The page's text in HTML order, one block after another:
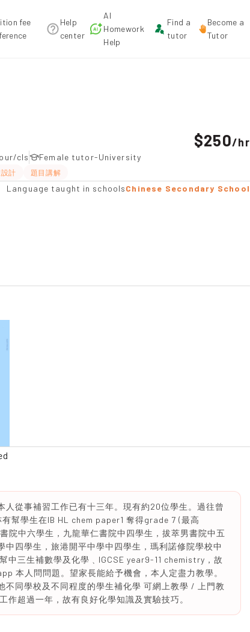
fee
Help
center
AI
Homework
Help
Find a
tutor
Become a
Tutor
cls Female tutor-University
計 題目講解
$250/hr
Language taught in schoolsChinese Secondary School
人從事補習工作已有十三年。現有約20位學生。過往曾
幫學生在IB HL chem paper1 奪得grade 7 (最高
院中六學生，九龍華仁書院中四學生，拔萃男書院中五
四學生，旅港開平中學中四學生，瑪利諾修院學校中
中三生補數學及化學﹑IGCSE year9-11 chemistry，故
本人問問題。望家長能給予機會，本人定盡力教學。
同學校及不同程度的學生補化學 可網上教學 / 上門教
超過一年，故有良好化學知識及實驗技巧。